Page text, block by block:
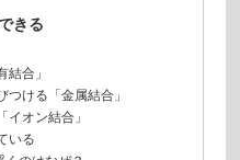
きる
合」
ける「金属結合」
オン結合」
いる